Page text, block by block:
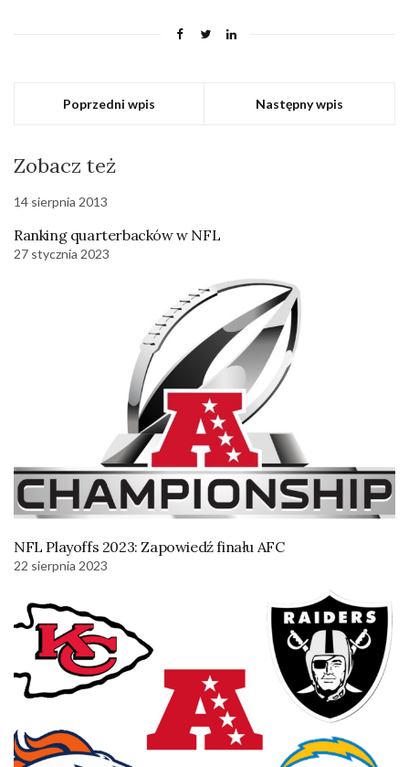
Poprzedni wpis Następny wpis
Zobacz też
14 sierpnia 2013
Ranking quarterbacków w NFL
27 stycznia 2023
NFL Playoffs 2023: Zapowiedź finału AFC
22 sierpnia 2023